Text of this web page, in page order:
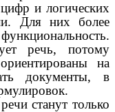
и логических
Для них более
речь, потому
на
документы, в
станут только